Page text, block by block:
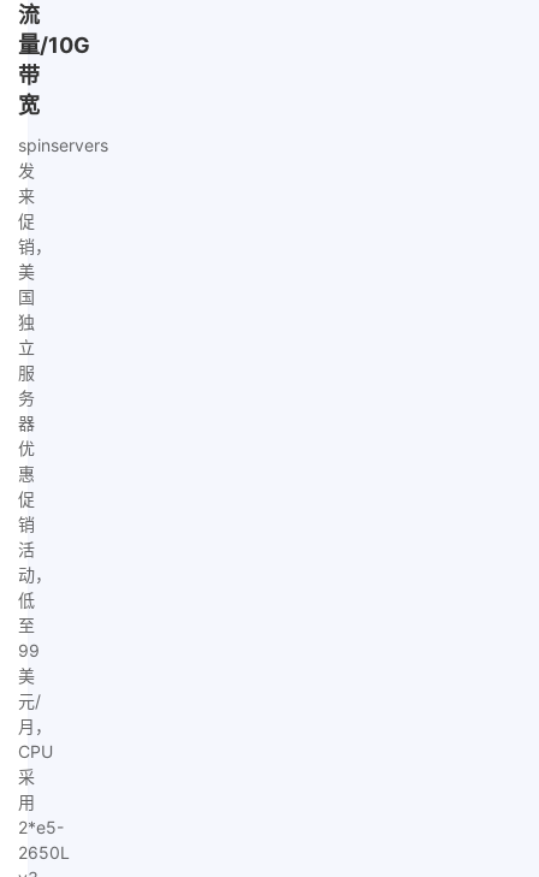
流
量/10G
带
宽
spinservers
发
来
促
销，
美
国
独
立
服
务
器
优
惠
促
销
活
动，
低
至
99
美
元/
月，
CPU
采
用
2*e5-
2650L